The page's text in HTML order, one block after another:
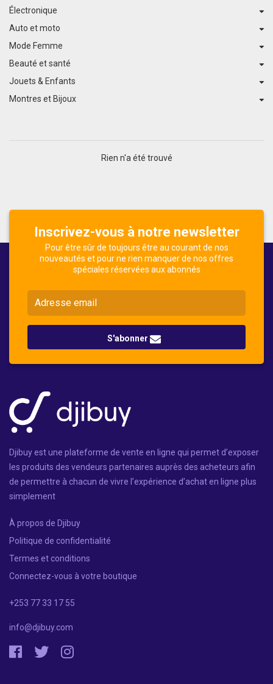
Électronique
Auto et moto
Mode Femme
Beauté et santé
Jouets & Enfants
Montres et Bijoux
Rien n'a été trouvé
Inscrivez-vous à notre newsletter
Pour être sûr de toujours être au courant de nos
nouveautés et pour ne rien manquer de nos offres
spéciales réservées aux abonnés
S'abonner
Djibuy est une plateforme de vente en ligne qui permet d’exposer
les produits des vendeurs partenaires auprès des acheteurs afin
de permettre à chacun de vivre l’expérience d’achat en ligne plus
simplement
À propos de Djibuy
Politique de confidentialité
Termes et conditions
Connectez-vous à votre boutique
+253 77 33 17 55
info@djibuy.com